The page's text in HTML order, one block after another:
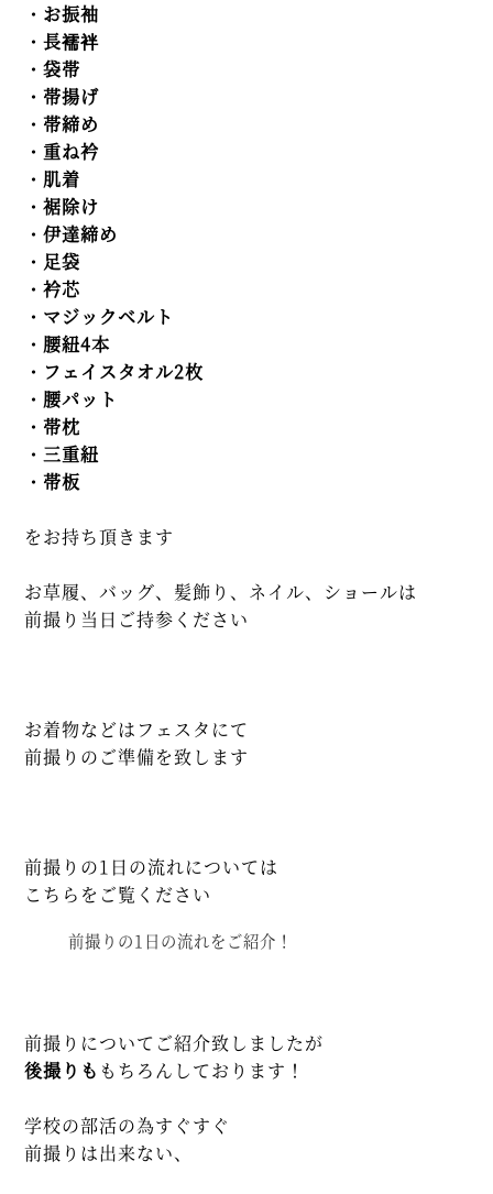
・お振袖
・長襦袢
・袋帯
・帯揚げ
・帯締め
・重ね衿
・肌着
・裾除け
・伊達締め
・足袋
・衿芯
・マジックベルト
・腰紐4本
・フェイスタオル2枚
・腰パット
・帯枕
・三重紐
・帯板
をお持ち頂きます
お草履、バッグ、髪飾り、ネイル、ショールは
前撮り当日ご持参ください
お着物などはフェスタにて
前撮りのご準備を致します
前撮りの1日の流れについては
こちらをご覧ください
前撮りの1日の流れをご紹介！
前撮りについてご紹介致しましたが
後撮りも もちろんしております！
学校の部活の為すぐすぐ
前撮りは出来ない、